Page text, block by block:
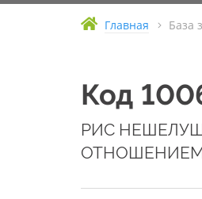
Главная База
Код
РИС
ОТНОШЕНИЕМ